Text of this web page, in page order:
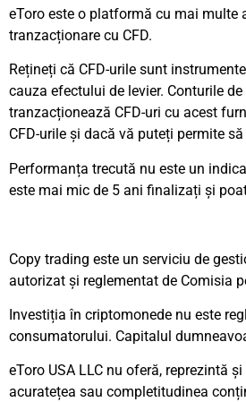
eToro este o platformă cu mai multe
tranzacționare cu CFD.
Rețineți că CFD-urile sunt
cauza efectului de levier. Conturile
tranzacționează CFD-uri cu acest
CFD-urile și dacă vă puteți permite
Performanța trecută nu este un
este mai mic de 5 ani finalizați și
Copy trading este un serviciu de
autorizat și reglementat de Comisia
Investiția în criptomonede nu este
consumatorului. Capitalul
eToro USA LLC nu oferă, reprezintă
acuratețea sau completitudinea